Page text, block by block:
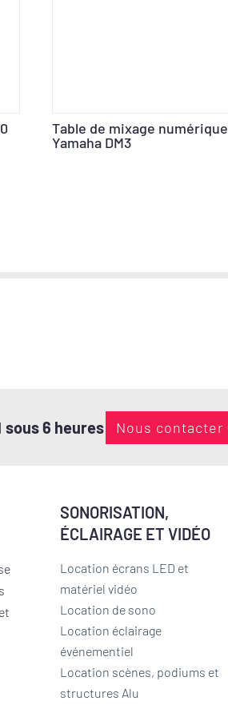
Table de mixage numérique
Yamaha DM3
sous 6 heures Nous contacter
et
SONORISATION,
ÉCLAIRAGE ET VIDÉO
Location écrans LED et
matériel vidéo
Location de sono
Location éclairage
événementiel
Location scènes, podiums et
structures Alu